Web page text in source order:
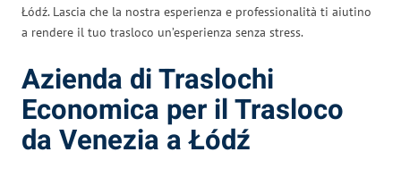
Łódź. Lascia che la nostra esperienza e professionalità ti aiutino
a rendere il tuo trasloco un’esperienza senza stress.
Azienda di Traslochi
Economica per il Trasloco
da Venezia a Łódź